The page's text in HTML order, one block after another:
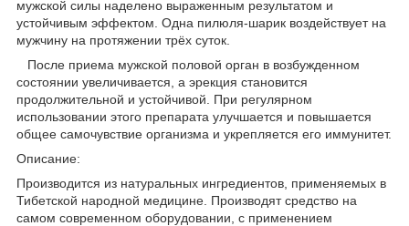
мужской силы наделено выраженным результатом и
устойчивым эффектом. Одна пилюля-шарик воздействует на
мужчину на протяжении трёх суток.
После приема мужской половой орган в возбужденном
состоянии увеличивается, а эрекция становится
продолжительной и устойчивой. При регулярном
использовании этого препарата улучшается и повышается
общее самочувствие организма и укрепляется его иммунитет.
Описание:
Производится из натуральных ингредиентов, применяемых в
Тибетской народной медицине. Производят средство на
самом современном оборудовании, с применением